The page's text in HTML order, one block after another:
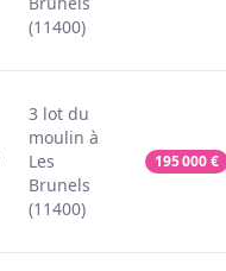
(11400)
3 lot du
moulin à
Les
Brunels
(11400)
195 000€